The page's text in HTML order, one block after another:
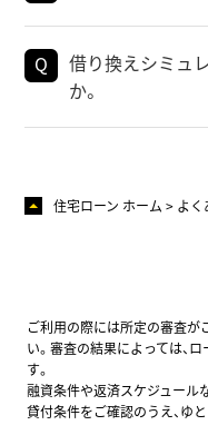
借り換えシミュ
か。
住宅ローン ホーム よく
ご利用の際には所定の審査が
い。審査の結果によっては、
す。
融資条件や返済スケジュール
貸付条件をご確認のうえ、ゆ